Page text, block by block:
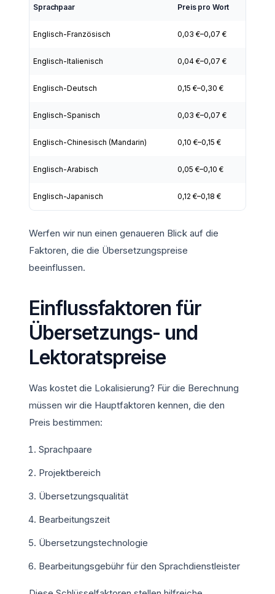
Sprachpaar Preis pro Wort
Englisch-Französisch 0,03 €–0,07 €
Englisch-Italienisch 0,04 €–0,07 €
Englisch-Deutsch 0,15 €–0,30 €
Englisch-Spanisch 0,03 €–0,07 €
Englisch-Chinesisch (Mandarin) 0,10 €–0,15 €
Englisch-Arabisch 0,05 €–0,10 €
Englisch-Japanisch 0,12 €–0,18 €
Werfen wir nun einen genaueren Blick auf die
Faktoren, die die Übersetzungspreise
beeinflussen.
Einflussfaktoren für
Übersetzungs- und
Lektoratspreise
Was kostet die Lokalisierung? Für die Berechnung
müssen wir die Hauptfaktoren kennen, die den
Preis bestimmen:
Sprachpaare
Projektbereich
Übersetzungsqualität
Bearbeitungszeit
Übersetzungstechnologie
Bearbeitungsgebühr für den Sprachdienstleister